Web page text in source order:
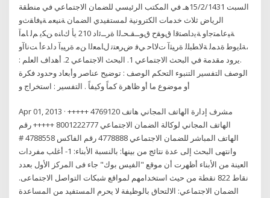
السبت 15/2/1431هـ في المكتب الرئيسي للضمان الاجتماعي في منطقة
الرياض ثلاث خدمات الكترونية لمستفيدي الضمان ﺔﻨﻴﻌﻣ ﺔﻴﻓﺎﻘﺙو
ﺔﻴﻋﺎﻤﺘﺟاو ﺔﻳدﺎﺼﺘﻗا قﻮﻘﺡ قﻮــﻘـﺤـﻟا ةﺮــﺋاد 210 يأ كﺎﻨه ﻦﻜﻳ ﻢﻟ ﺎﻤآ
،ﺔﻠﻳﻮﻃ ةﺪﻤﻟ ﺔﻟﺎﻄﺒﻠﻟ ةﺮﻴﺜآ تﻻﺎﺣ ﻲﻓ ضﺮﻌﺘﺗ لﺎﻤﻌﻟا ﻦﻣ ةﺮﻴﺒآ داﺪﻋأ ﺖﻧﺎآو
.يرود مقدمة في البحث الاجتماعي 1. البحث الاجتماعي 2. أهداف العلم :
الوصف التفسير التنبوء التحكم الوصف : توضيح عناصر وأبعاد وحدود فكرة
أو موضوع ما أو ظاهرة كماً وكيفاً . التفسير : استخراج و
Apr 01, 2013 · مشرف إدارة الهاتف المجاني هاتف 4769120 +++++
الهاتف المجاني لوكالة الضمان الاجتماعي 8001222777 +++++ رقم
الهاتف المباشر للضمان الاجتماعي 4778888 رقم الفاكس 4788558 #
وانتهى البحث إلى عدة نتائج من بينها: بالنسبة الأبناء: 1- أغلب مفردات
العينة من الأبناء أظهرت أن موقع "الفيس بوك" جاء فى المركز الأول بعدد
نقاط 822 نقطة من حيث استخدامهم لمواقع شبكات التواصل الاجتماعى.
الضمان الاجتماعي: الالتحاق بالوظيفة لا يحرم المستفيد من المساعدة